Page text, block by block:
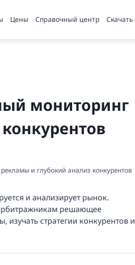
Цены Справочный центр Скачать
мониторинг
и глубокий анализ конкурентов
и анализирует рынок.
решающее
стратегии конкурентов и